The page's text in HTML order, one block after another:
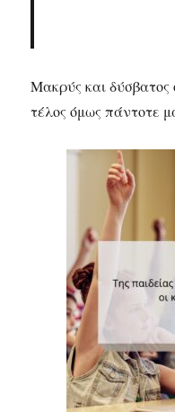
Μακρύς και δύσβατος
τέλος όμως πάντοτε